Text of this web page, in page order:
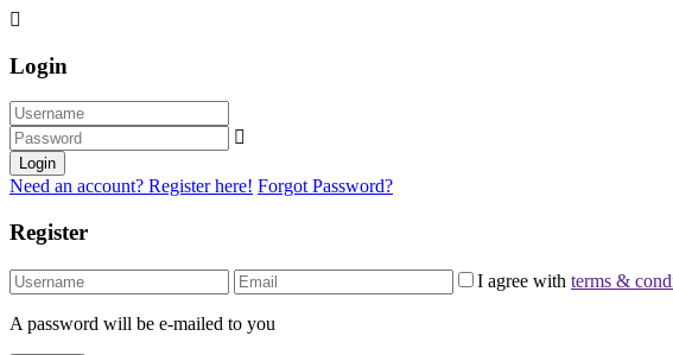
Login
Login
Need an account? Register here! Forgot Password?
Register
I agree with terms &
A password will be e-mailed to you